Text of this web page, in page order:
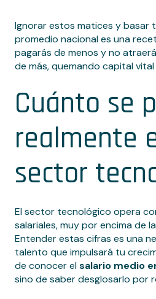
Ignorar estos matices y basar
promedio nacional es una
pagarás de menos y no
de más, quemando capital
Cuánto se
realmente
sector
El sector tecnológico opera
salariales, muy por encima de
Entender estas cifras es una
talento que impulsará tu
de conocer elsalario medio
sino de saber desglosarlo por